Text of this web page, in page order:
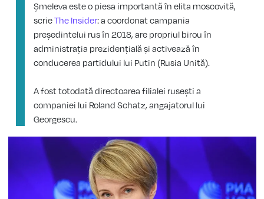
Șmeleva este o piesa importantă în elita moscovită,
scrieThe Insider: a coordonat campania
președintelui rus în 2018, are propriul birou în
administrația prezidențială și activează în
conducerea partidului lui Putin (Rusia Unită).
A fost totodată directoarea filialei rusești a
companiei lui Roland Schatz, angajatorul lui
Georgescu.